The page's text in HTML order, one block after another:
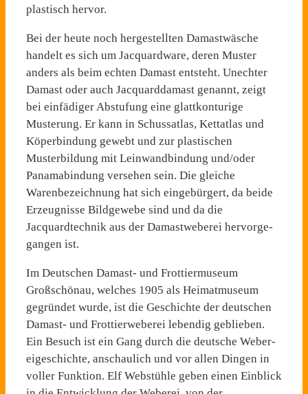
plastisch hervor.
Bei der heute noch hergestellten Damastwäsche
handelt es sich um Jacquardware, deren Muster
anders als beim echten Damast entsteht. Unechter
Damast oder auch Jacquarddamast genannt, zeigt
bei einfädiger Abstufung eine glattkonturige
Musterung. Er kann in Schussatlas, Kettatlas und
Köperbindung gewebt und zur plastischen
Musterbildung mit Leinwandbindung und/oder
Panamabindung versehen sein. Die gleiche
Warenbezeichnung hat sich eingebürgert, da beide
Erzeugnisse Bildgewebe sind und da die
Jacquardtechnik aus der Damastweberei hervorge­
gangen ist.
Im Deutschen Damast- und Frottiermuseum
Großschönau, welches 1905 als Heimatmuse­um
gegründet wurde, ist die Geschichte der deutschen
Da­mast- und Frottierweberei leben­dig geblieben.
Ein Besuch ist ein Gang durch die deutsche Weber­
eigeschichte, anschaulich und vor allen Dingen in
voller Funktion. Elf Webstühle geben einen Einblick